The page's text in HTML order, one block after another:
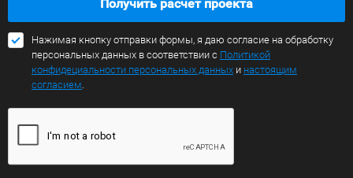
Получить расчет проекта
Нажимая кнопку отправки формы, я даю согласие на обработку
персональных данных в соответствии с Политикой
конфидециальности персональных данных и настоящим
согласием